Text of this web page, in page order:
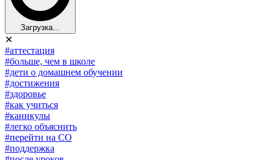
Загрузка...
✕
#аттестация
#больше, чем в школе
#дети о домашнем обучении
#достижения
#здоровье
#как учиться
#каникулы
#легко объяснить
#перейти на СО
#поддержка